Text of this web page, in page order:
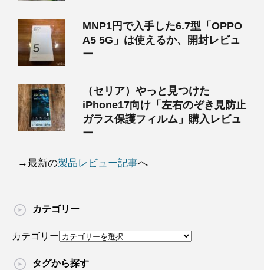
MNP1円で入手した6.7型「OPPO
A5 5G」は使えるか、開封レビュ
ー
（セリア）やっと見つけた
iPhone17向け「左右のぞき見防止
ガラス保護フィルム」購入レビュ
ー
→最新の製品レビュー記事へ
カテゴリー
カテゴリー
タグから探す